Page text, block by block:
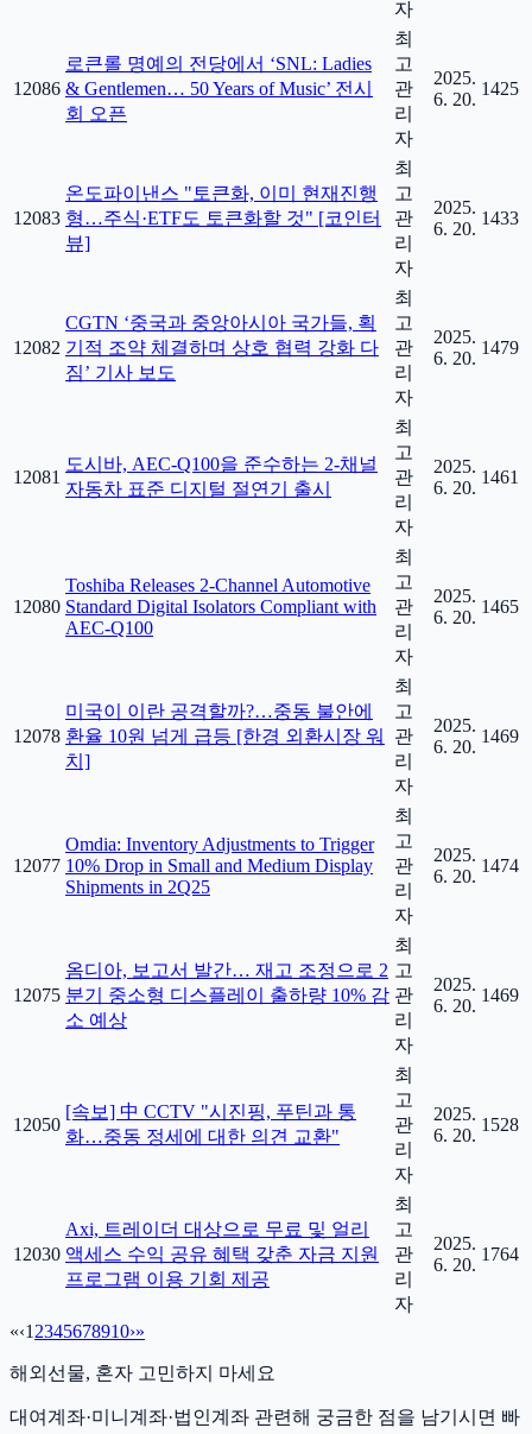
자
12086
로큰롤 명예의 전당에서 ‘SNL: Ladies
& Gentlemen… 50 Years of Music’ 전시
회 오픈
최
고
관
리
자
2025.
6. 20.
1425
12083
온도파이낸스 "토큰화, 이미 현재진행
형…주식·ETF도 토큰화할 것" [코인터
뷰]
최
고
관
리
자
2025.
6. 20.
1433
12082
CGTN ‘중국과 중앙아시아 국가들, 획
기적 조약 체결하며 상호 협력 강화 다
짐’ 기사 보도
최
고
관
리
자
2025.
6. 20.
1479
12081
도시바, AEC-Q100을 준수하는 2-채널
자동차 표준 디지털 절연기 출시
최
고
관
리
자
2025.
6. 20.
1461
12080
Toshiba Releases 2-Channel Automotive
Standard Digital Isolators Compliant with
AEC-Q100
최
고
관
리
자
2025.
6. 20.
1465
12078
미국이 이란 공격할까?…중동 불안에
환율 10원 넘게 급등 [한경 외환시장 워
치]
최
고
관
리
자
2025.
6. 20.
1469
12077
Omdia: Inventory Adjustments to Trigger
10% Drop in Small and Medium Display
Shipments in 2Q25
최
고
관
리
자
2025.
6. 20.
1474
12075
옴디아, 보고서 발간… 재고 조정으로 2
분기 중소형 디스플레이 출하량 10% 감
소 예상
최
고
관
리
자
2025.
6. 20.
1469
12050
[속보] 中 CCTV "시진핑, 푸틴과 통
화…중동 정세에 대한 의견 교환"
최
고
관
리
자
2025.
6. 20.
1528
12030
Axi, 트레이더 대상으로 무료 및 얼리
액세스 수익 공유 혜택 갖춘 자금 지원
프로그램 이용 기회 제공
최
고
관
리
자
2025.
6. 20.
1764
«‹1 2345678910›»
해외선물, 혼자 고민하지 마세요
대여계좌·미니계좌·법인계좌 관련해 궁금한 점을 남기시면 빠